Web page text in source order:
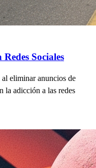
Sociales
eliminar anuncios de
la adicción a las redes